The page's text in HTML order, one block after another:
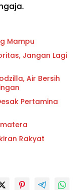
Mampu
Jangan Lagi
Air Bersih
Pertamina
Rakyat